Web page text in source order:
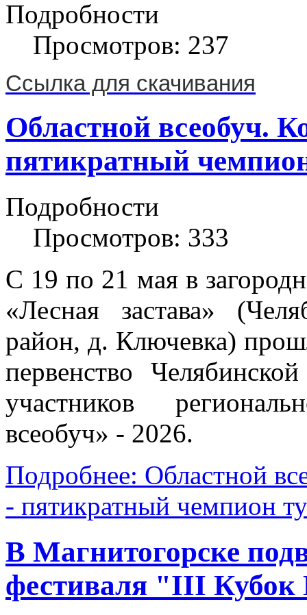
Подробности
Просмотров: 237
Ссылка для скачивания
Областной всеобуч.
пятикратный
Подробности
Просмотров: 333
С 19 по 21 мая в
«Лесная застава»
район, д. Ключевка)
первенство
участников
всеобуч» - 2026.
Подробнее: Областной
- пятикратный чемпион
В Магнитогорске
фестиваля "III